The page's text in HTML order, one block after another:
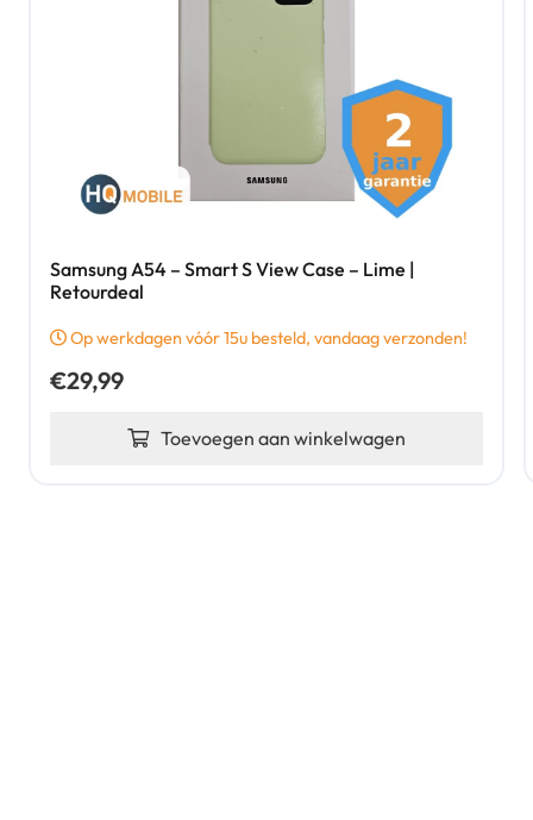
Samsung A54 – Smart S View Case – Lime |
Retourdeal
Op werkdagen vóór 15u besteld, vandaag verzonden!
€29,99
Toevoegen aan winkelwagen